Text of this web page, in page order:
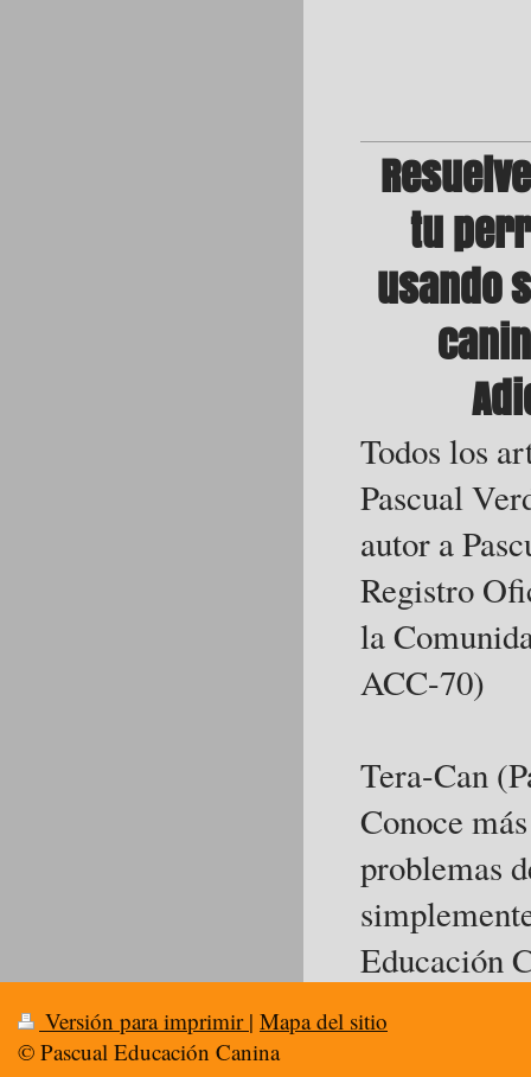
tu
usando
Todos los
Pascual
autor a
Registro
la
ACC-70)
Tera-Can
Conoce
problemas
Educación
Versión para imprimir | Mapa del sitio
© Pascual Educación Canina